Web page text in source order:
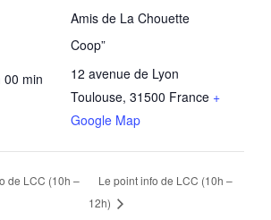
00 min
Amis de La Chouette
Coop”
12 avenue de Lyon
Toulouse, 31500 France +
Google Map
de LCC (10h –
Le point info de LCC (10h –
12h)